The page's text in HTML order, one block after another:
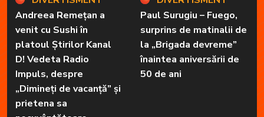
Andreea Remețan a
venit cu Sushi în
platoul Știrilor Kanal
D! Vedeta Radio
Impuls, despre
„Dimineți de vacanță” și
prietena sa
Paul Surugiu – Fuego,
surprins de matinalii de
la „Brigada devreme”
înaintea aniversării de
50 de ani